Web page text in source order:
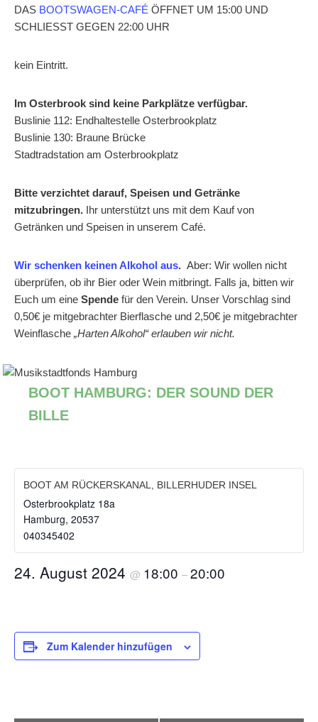
DAS BOOTSWAGEN-CAFÉ ÖFFNET UM 15:00 UND
SCHLIESST GEGEN 22:00 UHR
kein Eintritt.
Im Osterbrook sind keine Parkplätze verfügbar.
Buslinie 112: Endhaltestelle Osterbrookplatz
Buslinie 130: Braune Brücke
Stadtradstation am Osterbrookplatz
Bitte verzichtet darauf, Speisen und Getränke
mitzubringen. Ihr unterstützt uns mit dem Kauf von
Getränken und Speisen in unserem Café.
Wir schenken keinen Alkohol aus. Aber: Wir wollen nicht
überprüfen, ob ihr Bier oder Wein mitbringt. Falls ja, bitten wir
Euch um eine Spende für den Verein. Unser Vorschlag sind
0,50€ je mitgebrachter Bierflasche und 2,50€ je mitgebrachter
Weinflasche „Harten Alkohol“ erlauben wir nicht.
BOOT HAMBURG: DER SOUND DER
BILLE
BOOT AM RÜCKERSKANAL, BILLERHUDER INSEL
Osterbrookplatz 18a
Hamburg, 20537
040345402
24. August 2024 @ 18:00 –20:00
Zum Kalender hinzufügen